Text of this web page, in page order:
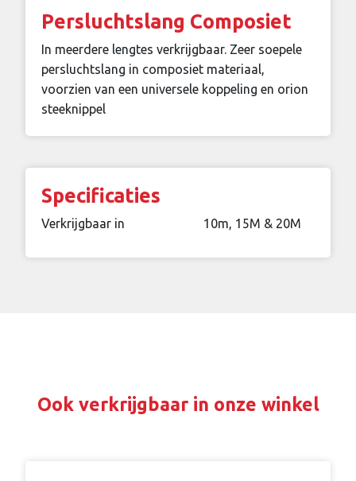
Persluchtslang Composiet
In meerdere lengtes verkrijgbaar. Zeer soepele
persluchtslang in composiet materiaal,
voorzien van een universele koppeling en orion
steeknippel
Specificaties
Verkrijgbaar in 10m, 15M & 20M
Ook verkrijgbaar in onze winkel